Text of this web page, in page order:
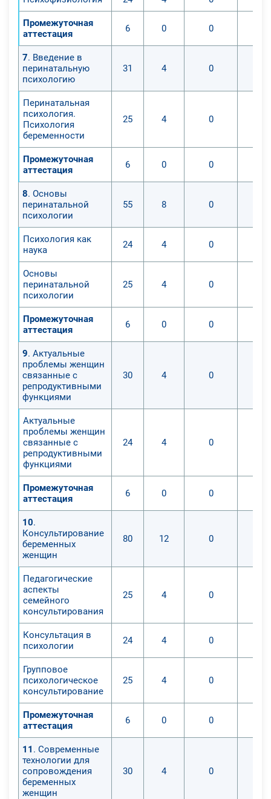
Промежуточная
аттестация
6 0 0
7. Введение в
перинатальную
психологию
31 4 0
Перинатальная
психология.
Психология
беременности
25 4 0
Промежуточная
аттестация
6 0 0
8. Основы
перинатальной
психологии
55 8 0
Психология как
наука
24 4 0
Основы
перинатальной
психологии
25 4 0
Промежуточная
аттестация
6 0 0
9. Актуальные
проблемы женщин
связанные с
репродуктивными
функциями
30 4 0
Актуальные
проблемы женщин
связанные с
репродуктивными
функциями
24 4 0
Промежуточная
аттестация
6 0 0
10.
Консультирование
беременных
женщин
80 12 0
Педагогические
аспекты
семейного
консультирования
25 4 0
Консультация в
психологии
24 4 0
Групповое
психологическое
консультирование
25 4 0
Промежуточная
аттестация
6 0 0
11 . Современные
технологии для
сопровождения
беременных
женщин
30 4 0